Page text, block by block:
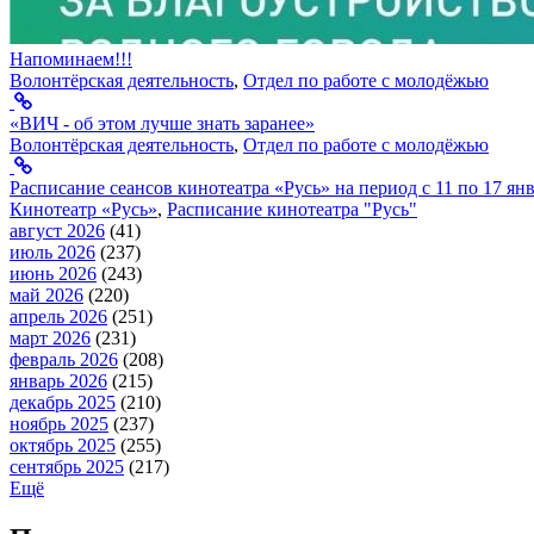
Напоминаем!!!
Волонтёрская деятельность, Отдел по работе с молодёжью
«ВИЧ - об этом лучше знать заранее»
Волонтёрская деятельность, Отдел по работе с молодёжью
Расписание сеансов кинотеатра «Русь» на период с 11 по 17
Кинотеатр «Русь», Расписание кинотеатра "Русь"
август 2026 (41)
июль 2026 (237)
июнь 2026 (243)
май 2026 (220)
апрель 2026 (251)
март 2026 (231)
февраль 2026 (208)
январь 2026 (215)
декабрь 2025 (210)
ноябрь 2025 (237)
октябрь 2025 (255)
сентябрь 2025 (217)
Ещё